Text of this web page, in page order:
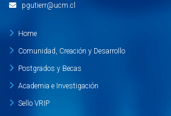
pgutierr@ucm.cl
Home
Comunidad, Creación y Desarrollo
Postgrados y Becas
Academia e Investigación
Sello VRIP